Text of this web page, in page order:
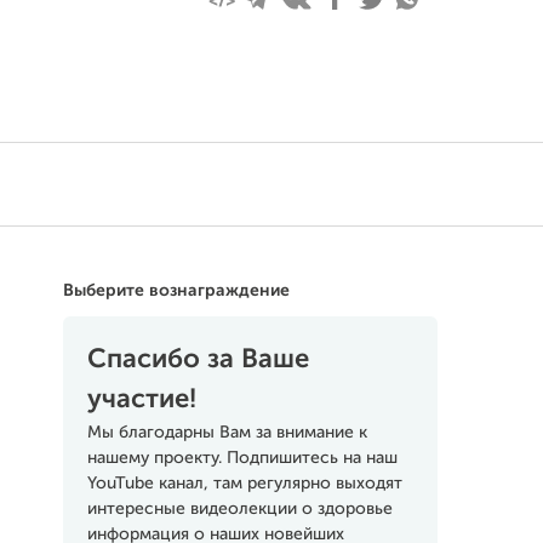
Выберите вознаграждение
Спасибо за Ваше
участие!
Мы благодарны Вам за внимание к
нашему проекту. Подпишитесь на наш
YouTube канал, там регулярно выходят
интересные видеолекции о здоровье
информация о наших новейших